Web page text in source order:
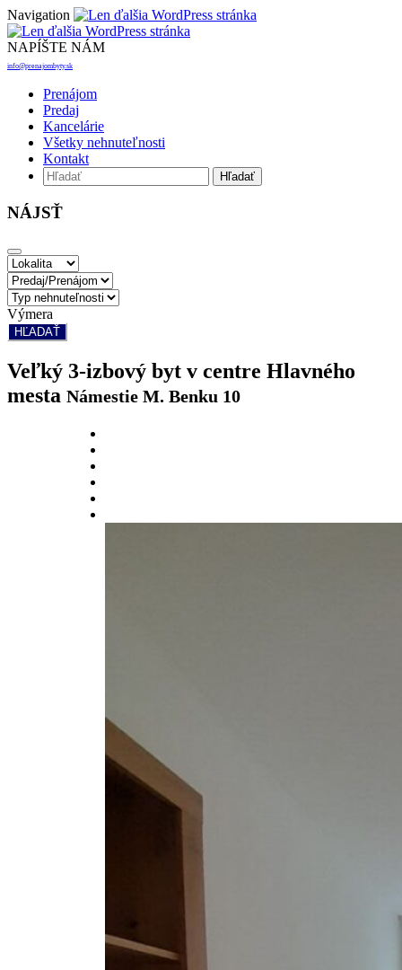
Navigation
NAPÍŠTE NÁM
info@prenajombyty.sk
Prenájom
Predaj
Kancelárie
Všetky nehnuteľnosti
Kontakt
NÁJSŤ
Výmera
HĽADAŤ
Veľký 3-izbový byt v centre Hlavného
mesta Námestie M. Benku 10